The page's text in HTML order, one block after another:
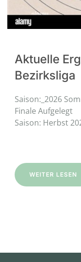
Aktuelle
Bezirksliga
Saison:_2026
Finale
Saison: Herbst
WEITER LESEN